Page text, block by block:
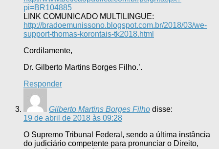
pi=BR104885
LINK COMUNICADO MULTILINGUE:
http://bradoemunissono.blogspot.com.br/2018/03/we-
support-thomas-korontais-tk2018.html
Cordilamente,
Dr. Gilberto Martins Borges Filho.’.
Responder
Gilberto Martins Borges Filho disse:
19 de abril de 2018 às 09:28
O Supremo Tribunal Federal, sendo a última instância
do judiciário competente para pronunciar o Direito,